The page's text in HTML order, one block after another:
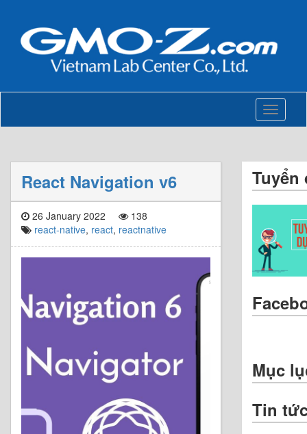
Toggle
React Navigation v6
26 January 2022
138
react-native, react, reactnative
Tuyển
Mục
Tin